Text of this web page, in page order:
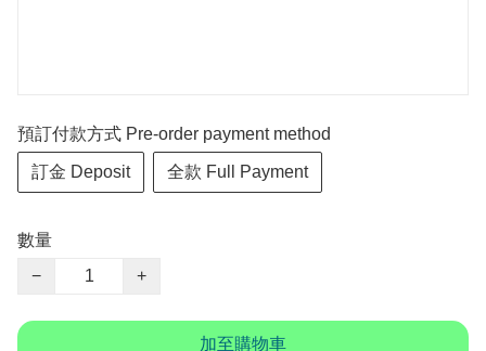
預訂付款方式 Pre-order payment method
訂金 Deposit 全款 Full Payment
數量
−
+
加至購物車